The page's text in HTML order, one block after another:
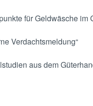
für Geldwäsche im
Verdachtsmeldung“
aus dem